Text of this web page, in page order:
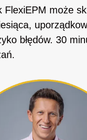
FlexiEPM może
błędów. 30